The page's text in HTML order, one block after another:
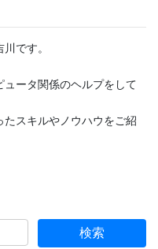
です。
ータ関係のヘルプをして
スキルやノウハウをご紹